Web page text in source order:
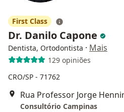
First Class
Dr. Danilo Capone
Dentista, Ortodontista · Mais
129 opiniões
CRO/SP - 71762
Consultório Campinas